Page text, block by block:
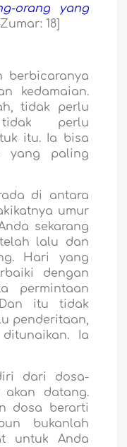
orang yang
18]
berbicaranya
kedamaian.
tidak perlu
perlu
itu. Ia bisa
yang paling
di antara
umur
sekarang
lalu dan
Hari yang
dengan
permintaan
itu tidak
penderitaan,
Ia
dari dosa-
datang.
dosa berarti
bukanlah
untuk Anda